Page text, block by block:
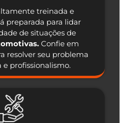
treinada e
preparada para lidar
de situações de
Confie em
resolver seu problema
profissionalismo.